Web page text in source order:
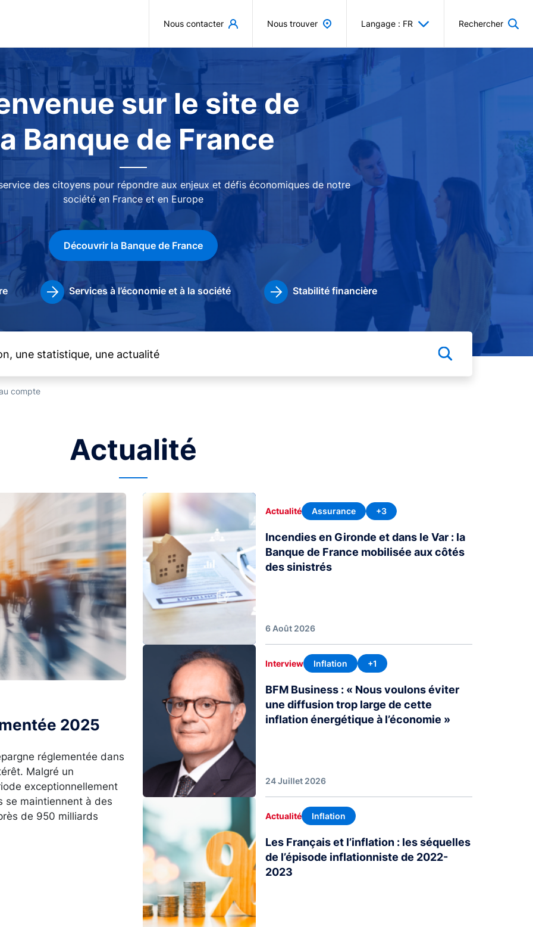
Nous contacter Nous trouver Langage : FR Rechercher
sur le site de
Banque de France
des citoyens pour répondre aux enjeux et défis économiques de notre
société en France et en Europe
Découvrir la Banque de France
Services à l’économie et à la société Stabilité financière
compte
Actualité
2025
réglementée dans
Malgré un
exceptionnellement
se maintiennent à des
de 950 milliards
Image
Actualité Assurance +3
Incendies en Gironde et dans le Var : la
Banque de France mobilisée aux côtés
des sinistrés
6 Août 2026
Interview Inflation +1
BFM Business : « Nous voulons éviter
une diffusion trop large de cette
inflation énergétique à l’économie »
24 Juillet 2026
Image
Actualité Inflation
Les Français et l’inflation : les séquelles
de l’épisode inflationniste de 2022-
2023